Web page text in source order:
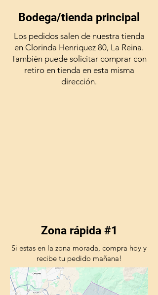
Bodega/tienda principal
Los pedidos salen de nuestra tienda
en Clorinda Henriquez 80, La Reina.
También puede solicitar comprar con
retiro en tienda en esta misma
dirección.
Zona rápida #1
Si estas en la zona morada, compra hoy y
recibe tu pedido mañana!